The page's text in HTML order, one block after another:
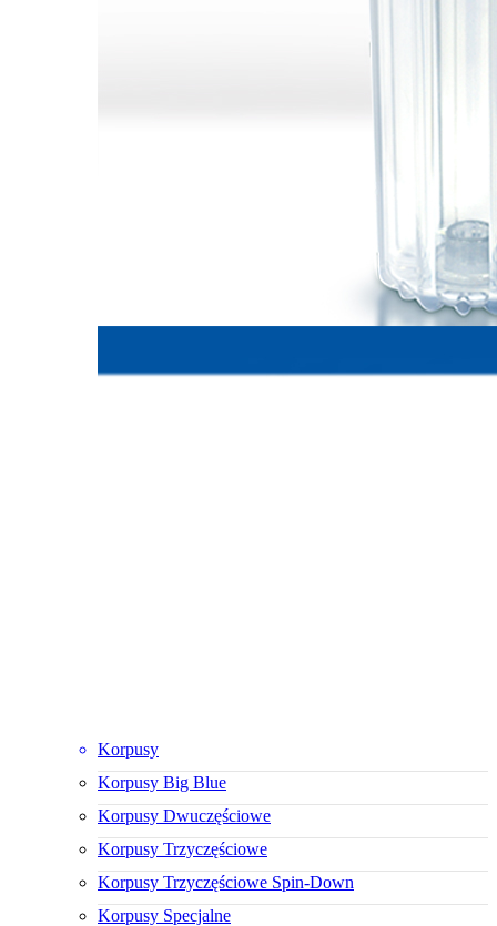
Korpusy
Korpusy Big Blue
Korpusy Dwuczęściowe
Korpusy Trzyczęściowe
Korpusy Trzyczęściowe Spin-Down
Korpusy Specjalne